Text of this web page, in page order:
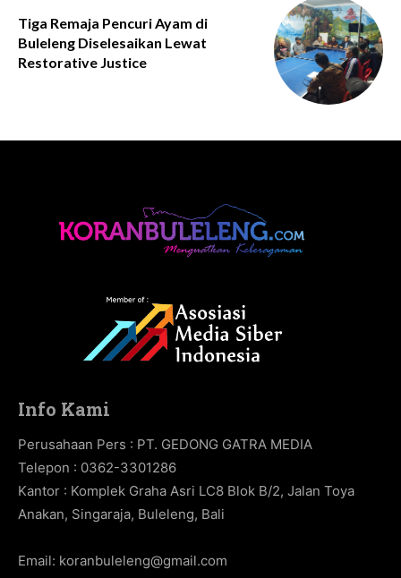
Tiga Remaja Pencuri Ayam di
Buleleng Diselesaikan Lewat
Restorative Justice
Info Kami
Perusahaan Pers : PT. GEDONG GATRA MEDIA
Telepon : 0362-3301286
Kantor : Komplek Graha Asri LC8 Blok B/2, Jalan Toya
Anakan, Singaraja, Buleleng, Bali
Email: koranbuleleng@gmail.com